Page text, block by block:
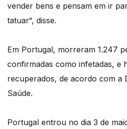
vender bens e pensam em ir
tatuar“, disse.
Em Portugal, morreram 1.247
confirmadas como infetadas, e
recuperados, de acordo com a
Saúde.
Portugal entrou no dia 3 de